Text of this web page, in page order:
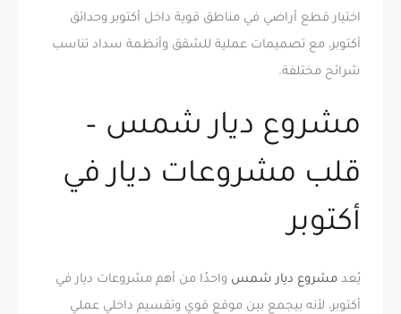
اختيار قطع أراضي في مناطق قوية داخل أكتوبر وحدائق
أكتوبر، مع تصميمات عملية للشقق وأنظمة سداد تناسب
شرائح مختلفة.
مشروع ديار شمس –
قلب مشروعات ديار في
أكتوبر
يُعد مشروع ديار شمس واحدًا من أهم مشروعات ديار في
أكتوبر، لأنه بيجمع بين موقع قوي وتقسيم داخلي عملي